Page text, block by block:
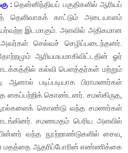
: தென்னிந்தியப் பகுதிகளில் ஆரியப்
தெளிவாகக் காட்டும் அடையாளம்
இடமாகும். அளவில் அதிகமான
செல்வச் செழிப்படைந்தனர்.
ஆரியமயமாகிவிட்டதின் ஓர்
கல்வி பெளத்தர்கள் மற்றும்
ஆனால் படிப்படியாக பிராமணர்கள்
கைப்பற்றிக் கொண்டனர். சமஸ்கிருத,
நூல்களைக் கொண்டு வந்த சமணர்கள்
சமணமதம் பெரிய அளவில்
வந்த நூற்றாண்டுகளில் சைவ,
ஆதரிப்போரின் எண்ணிக்கை